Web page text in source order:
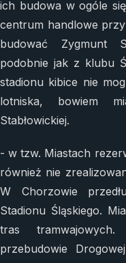
ich budowa w ogóle
centrum handlowe przy
budować Zygmunt
podobnie jak z klubu
stadionu kibice nie
lotniska, bowiem
Stabłowickiej.
- w tzw. Miastach
również nie
W Chorzowie
Stadionu Śląskiego.
tras
przebudowie